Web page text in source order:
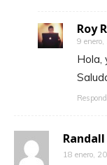
Roy
9
Hola,
Randall
18 enero,